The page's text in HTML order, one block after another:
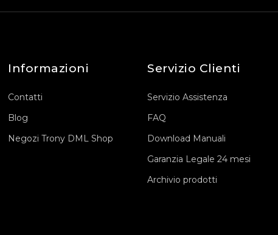
Informazioni
Contatti
Blog
Negozi Trony DML Shop
Servizio Clienti
Servizio Assistenza
FAQ
Download Manuali
Garanzia Legale 24 mesi
Archivio prodotti